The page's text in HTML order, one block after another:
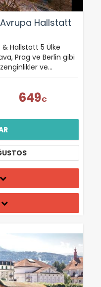
Hallstatt
& Hallstatt 5 Ülke
Prag ve Berlin gibi
ve…
649€